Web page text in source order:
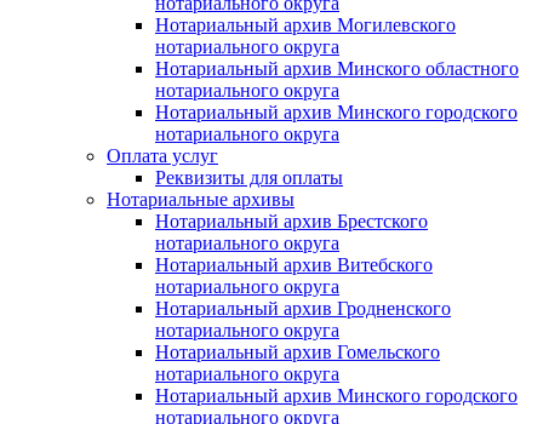
Нотариальный архив Могилевского
нотариального округа
Нотариальный архив Минского областного
нотариального округа
Нотариальный архив Минского городского
нотариального округа
Оплата услуг
Реквизиты для оплаты
Нотариальные архивы
Нотариальный архив Брестского
нотариального округа
Нотариальный архив Витебского
нотариального округа
Нотариальный архив Гродненского
нотариального округа
Нотариальный архив Гомельского
нотариального округа
Нотариальный архив Минского городского
нотариального округа